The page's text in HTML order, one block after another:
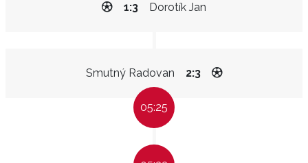
Dorotík Jan
1:3
Smutný Radovan 2:3
05:25